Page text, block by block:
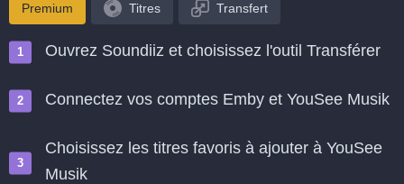
Premium Titres Transfert
Ouvrez Soundiiz et choisissez l'outil Transférer
Connectez vos comptes Emby et YouSee Musik
Choisissez les titres favoris à ajouter à YouSee
Musik